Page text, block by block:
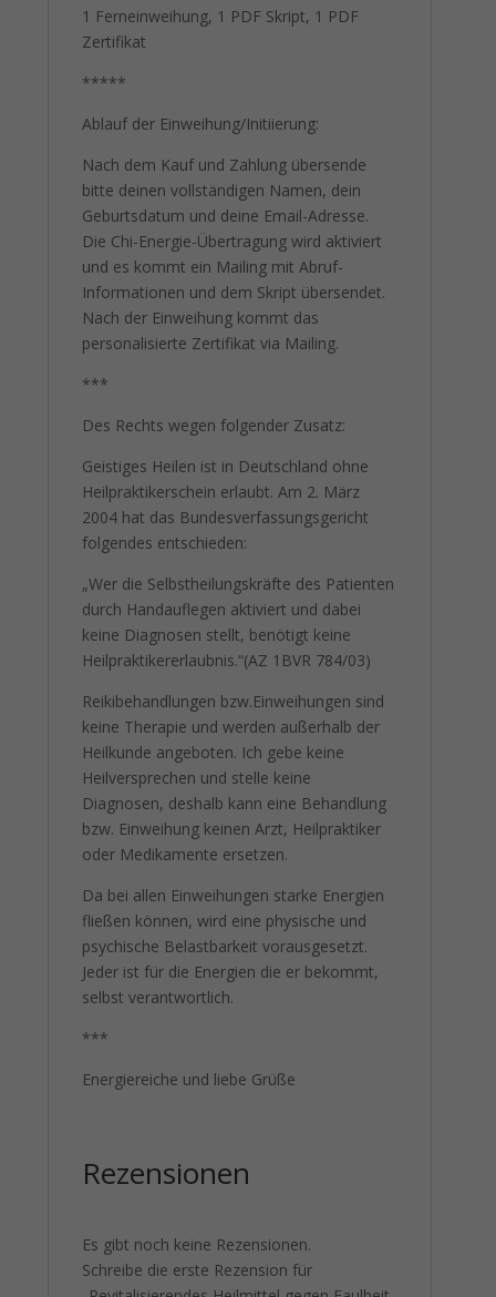
1 Ferneinweihung, 1 PDF Skript, 1 PDF
Zertifikat
*****
Ablauf der Einweihung/Initiierung:
Nach dem Kauf und Zahlung übersende
bitte deinen vollständigen Namen, dein
Geburtsdatum und deine Email-Adresse.
Die Chi-Energie-Übertragung wird aktiviert
und es kommt ein Mailing mit Abruf-
Informationen und dem Skript übersendet.
Nach der Einweihung kommt das
personalisierte Zertifikat via Mailing.
***
Des Rechts wegen folgender Zusatz:
Geistiges Heilen ist in Deutschland ohne
Heilpraktikerschein erlaubt. Am 2. März
2004 hat das Bundesverfassungsgericht
folgendes entschieden:
„Wer die Selbstheilungskräfte des Patienten
durch Handauflegen aktiviert und dabei
keine Diagnosen stellt, benötigt keine
Heilpraktikererlaubnis.“(AZ 1BVR 784/03)
Reikibehandlungen bzw.Einweihungen sind
keine Therapie und werden außerhalb der
Heilkunde angeboten. Ich gebe keine
Heilversprechen und stelle keine
Diagnosen, deshalb kann eine Behandlung
bzw. Einweihung keinen Arzt, Heilpraktiker
oder Medikamente ersetzen.
Da bei allen Einweihungen starke Energien
fließen können, wird eine physische und
psychische Belastbarkeit vorausgesetzt.
Jeder ist für die Energien die er bekommt,
selbst verantwortlich.
***
Energiereiche und liebe Grüße
Rezensionen
Es gibt noch keine Rezensionen.
Schreibe die erste Rezension für